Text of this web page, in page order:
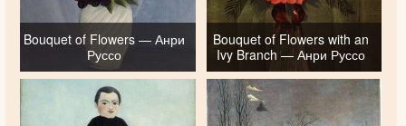
Bouquet of Flowers — Анри
Руссо
Bouquet of Flowers with an
Ivy Branch — Анри Руссо